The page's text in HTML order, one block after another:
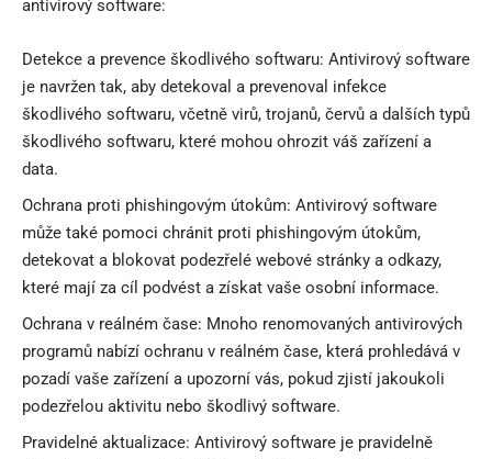
antivirový software:
Detekce a prevence škodlivého softwaru: Antivirový software
je navržen tak, aby detekoval a prevenoval infekce
škodlivého softwaru, včetně virů, trojanů, červů a dalších typů
škodlivého softwaru, které mohou ohrozit váš zařízení a
data.
Ochrana proti phishingovým útokům: Antivirový software
může také pomoci chránit proti phishingovým útokům,
detekovat a blokovat podezřelé webové stránky a odkazy,
které mají za cíl podvést a získat vaše osobní informace.
Ochrana v reálném čase: Mnoho renomovaných antivirových
programů nabízí ochranu v reálném čase, která prohledává v
pozadí vaše zařízení a upozorní vás, pokud zjistí jakoukoli
podezřelou aktivitu nebo škodlivý software.
Pravidelné aktualizace: Antivirový software je pravidelně